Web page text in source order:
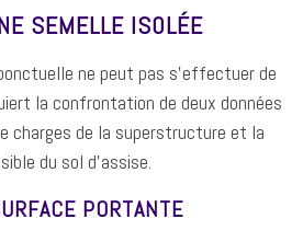
SEMELLE ISOLÉE
ne peut pas s'effectuer de
la confrontation de deux données
charges de la superstructure et la
du sol d'assise.
PORTANTE